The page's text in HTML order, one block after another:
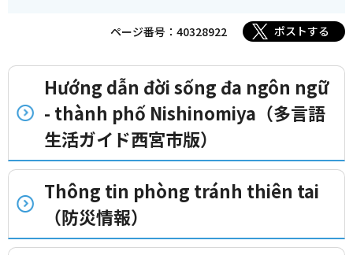
ページ番号：40328922 ポストする
Hướng dẫn đời sống đa ngôn ngữ
- thành phố Nishinomiya（多言語
生活ガイド西宮市版）
Thông tin phòng tránh thiên tai
（防災情報）